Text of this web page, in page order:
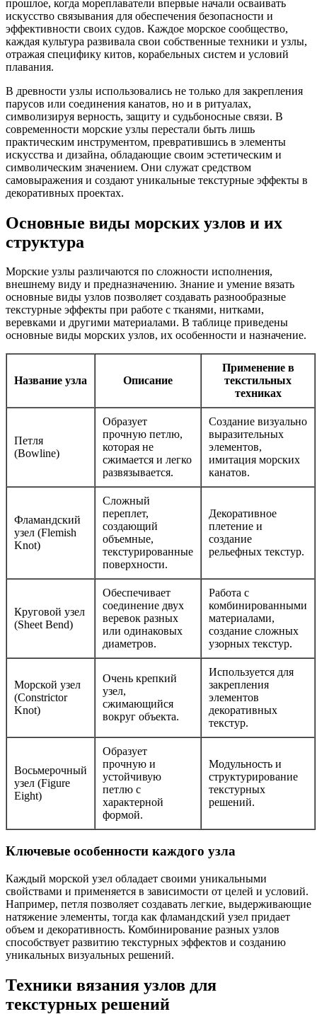
прошлое, когда мореплаватели впервые начали осваивать
искусство связывания для обеспечения безопасности и
эффективности своих судов. Каждое морское сообщество,
каждая культура развивала свои собственные техники и узлы,
отражая специфику китов, корабельных систем и условий
плавания.
В древности узлы использовались не только для закрепления
парусов или соединения канатов, но и в ритуалах,
символизируя верность, защиту и судьбоносные связи. В
современности морские узлы перестали быть лишь
практическим инструментом, превратившись в элементы
искусства и дизайна, обладающие своим эстетическим и
символическим значением. Они служат средством
самовыражения и создают уникальные текстурные эффекты в
декоративных проектах.
Основные виды морских узлов и их
структура
Морские узлы различаются по сложности исполнения,
внешнему виду и предназначению. Знание и умение вязать
основные виды узлов позволяет создавать разнообразные
текстурные эффекты при работе с тканями, нитками,
веревками и другими материалами. В таблице приведены
основные виды морских узлов, их особенности и назначение.
Название узла Описание
Применение в
текстильных
техниках
Петля
(Bowline)
Образует
прочную петлю,
которая не
сжимается и легко
развязывается.
Создание визуально
выразительных
элементов,
имитация морских
канатов.
Фламандский
узел (Flemish
Knot)
Сложный
переплет,
создающий
объемные,
текстурированные
поверхности.
Декоративное
плетение и
создание
рельефных текстур.
Круговой узел
(Sheet Bend)
Обеспечивает
соединение двух
веревок разных
или одинаковых
диаметров.
Работа с
комбинированными
материалами,
создание сложных
узорных текстур.
Морской узел
(Constrictor
Knot)
Очень крепкий
узел,
сжимающийся
вокруг объекта.
Используется для
закрепления
элементов
декоративных
текстур.
Восьмерочный
узел (Figure
Eight)
Образует
прочную и
устойчивую
петлю с
характерной
формой.
Модульность и
структурирование
текстурных
решений.
Ключевые особенности каждого узла
Каждый морской узел обладает своими уникальными
свойствами и применяется в зависимости от целей и условий.
Например, петля позволяет создавать легкие, выдерживающие
натяжение элементы, тогда как фламандский узел придает
объем и декоративность. Комбинирование разных узлов
способствует развитию текстурных эффектов и созданию
уникальных визуальных решений.
Техники вязания узлов для
текстурных решений